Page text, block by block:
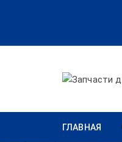
ГЛАВНАЯ